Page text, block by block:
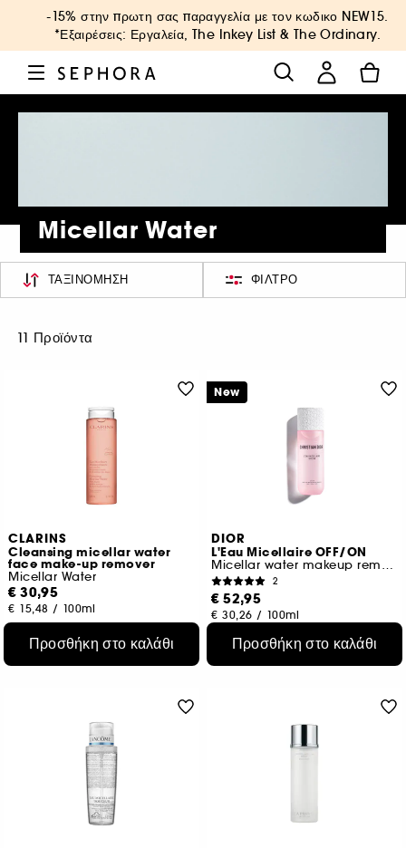
-15% στην πρωτη σας παραγγελία με τον κωδικο NEW15.
*Εξαιρέσεις: Εργαλεία, The Inkey List & The Ordinary.
Micellar Water
ΤΑΞΙΝΌΜΗΣΗ ΦΊΛΤΡΟ
11 Προϊόντα
CLARINS
Cleansing micellar water
face make-up remover
Micellar Water
€ 30,95
€ 15,48 / 100ml
Προσθήκη στο καλάθι
DIOR
L'Eau Micellaire OFF/ON
Micellar water makeup remover for face, eyes and lips
2
€ 52,95
€ 30,26 / 100ml
Προσθήκη στο καλάθι
New